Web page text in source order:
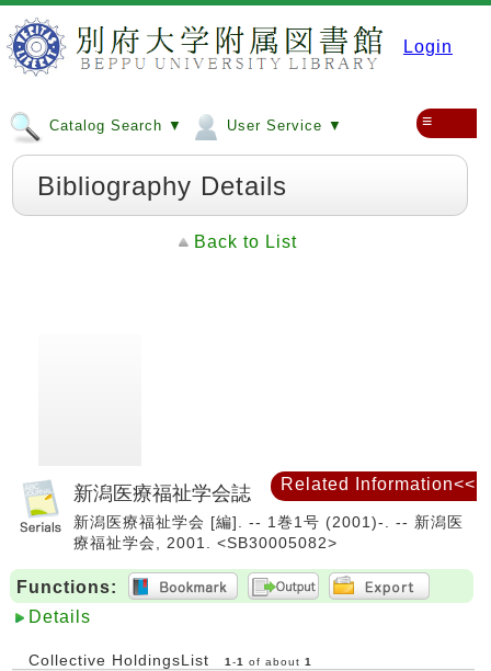
Login
Catalog Search ▼ User Service ▼ ≡
Bibliography Details
Back to List
新潟医療福祉学会誌
新潟医療福祉学会 [編]. -- 1巻1号 (2001)-. -- 新潟医
療福祉学会, 2001. <SB30005082>
Functions:
Details
Collective HoldingsList 1-1 of about 1
Related Information<<